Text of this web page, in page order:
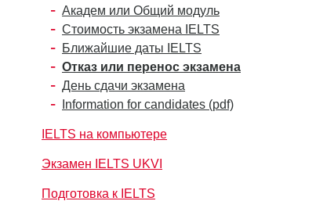
Академ или Общий модуль
Стоимость экзамена IELTS
Ближайшие даты IELTS
Отказ или перенос экзамена
День сдачи экзамена
Information for candidates (pdf)
IELTS на компьютере
Экзамен IELTS UKVI
Подготовка к IELTS